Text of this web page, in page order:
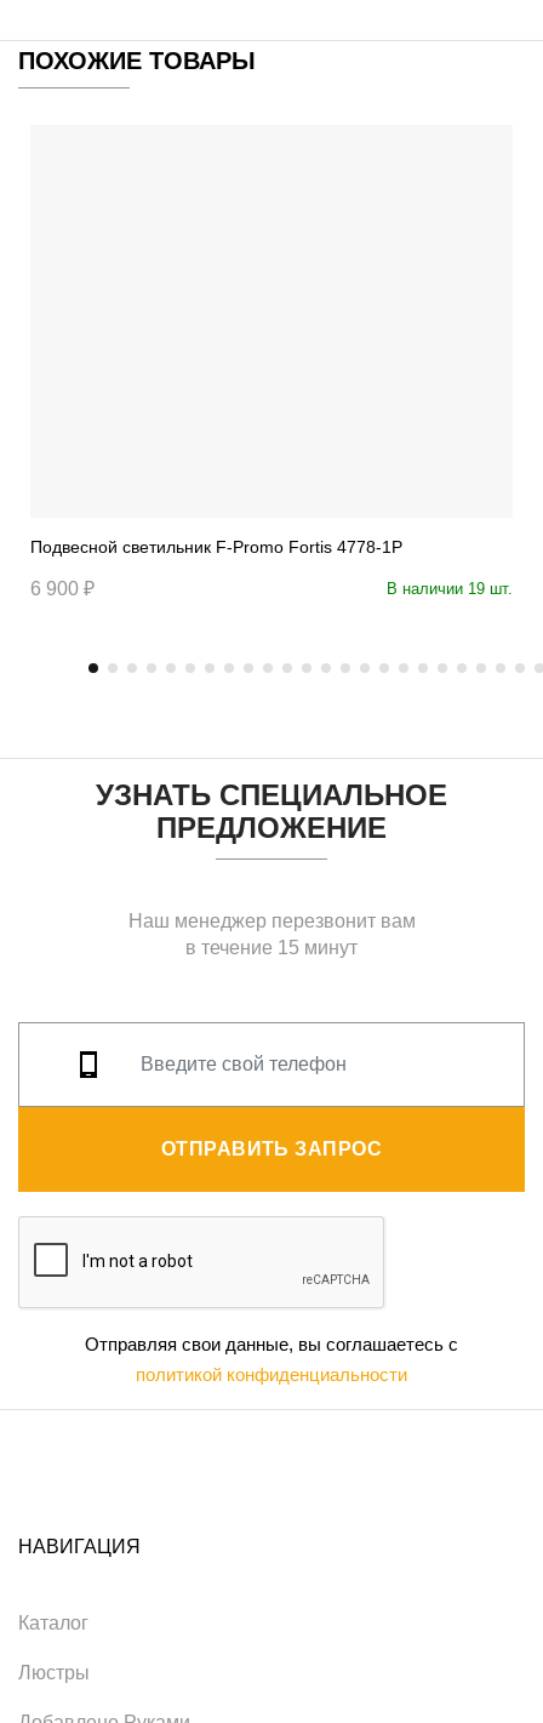
ПОХОЖИЕ ТОВАРЫ
Подвесной светильник F-Promo Fortis 4778-1P
6 900 ₽ В наличии 19 шт.
УЗНАТЬ СПЕЦИАЛЬНОЕ
ПРЕДЛОЖЕНИЕ
Наш менеджер перезвонит вам
в течение 15 минут
ОТПРАВИТЬ ЗАПРОС
Отправляя свои данные, вы соглашаетесь с
политикой конфиденциальности
НАВИГАЦИЯ
Каталог
Люстры